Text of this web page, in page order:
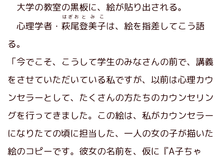
大学の教室の黒板に、絵が貼り出される。
心理学者・ 萩尾
はぎお
登美子
とみこ
は、絵を指差してこう語
る。
「今でこそ、こうして学生のみなさんの前で、講義
をさせていただいている私ですが、以前は心理カウ
ンセラーとして、たくさんの方たちのカウンセリン
グを行ってきました。この絵は、私がカウンセラー
になりたての頃に担当した、一人の女の子が描いた
絵のコピーです。彼女の名前を、仮に『A子ちゃ